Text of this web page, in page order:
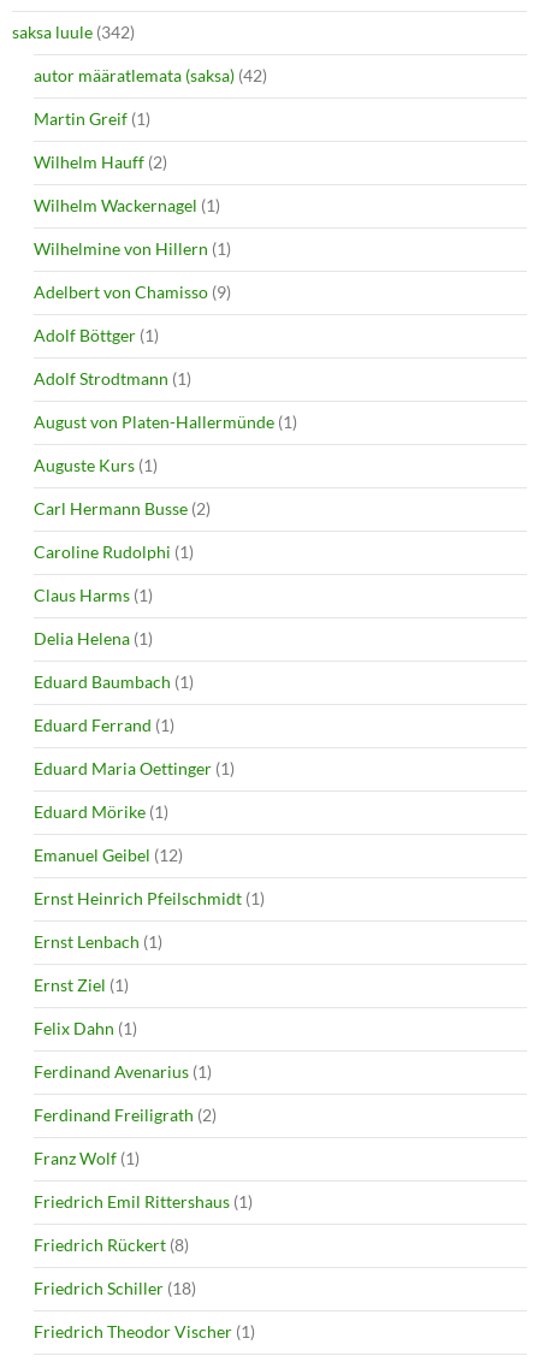
saksa luule (342)
autor määratlemata (saksa) (42)
Martin Greif (1)
Wilhelm Hauff (2)
Wilhelm Wackernagel (1)
Wilhelmine von Hillern (1)
Adelbert von Chamisso (9)
Adolf Böttger (1)
Adolf Strodtmann (1)
August von Platen-Hallermünde (1)
Auguste Kurs (1)
Carl Hermann Busse (2)
Caroline Rudolphi (1)
Claus Harms (1)
Delia Helena (1)
Eduard Baumbach (1)
Eduard Ferrand (1)
Eduard Maria Oettinger (1)
Eduard Mörike (1)
Emanuel Geibel (12)
Ernst Heinrich Pfeilschmidt (1)
Ernst Lenbach (1)
Ernst Ziel (1)
Felix Dahn (1)
Ferdinand Avenarius (1)
Ferdinand Freiligrath (2)
Franz Wolf (1)
Friedrich Emil Rittershaus (1)
Friedrich Rückert (8)
Friedrich Schiller (18)
Friedrich Theodor Vischer (1)